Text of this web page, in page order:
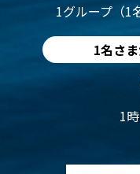
1グループ（1
1名さ
1